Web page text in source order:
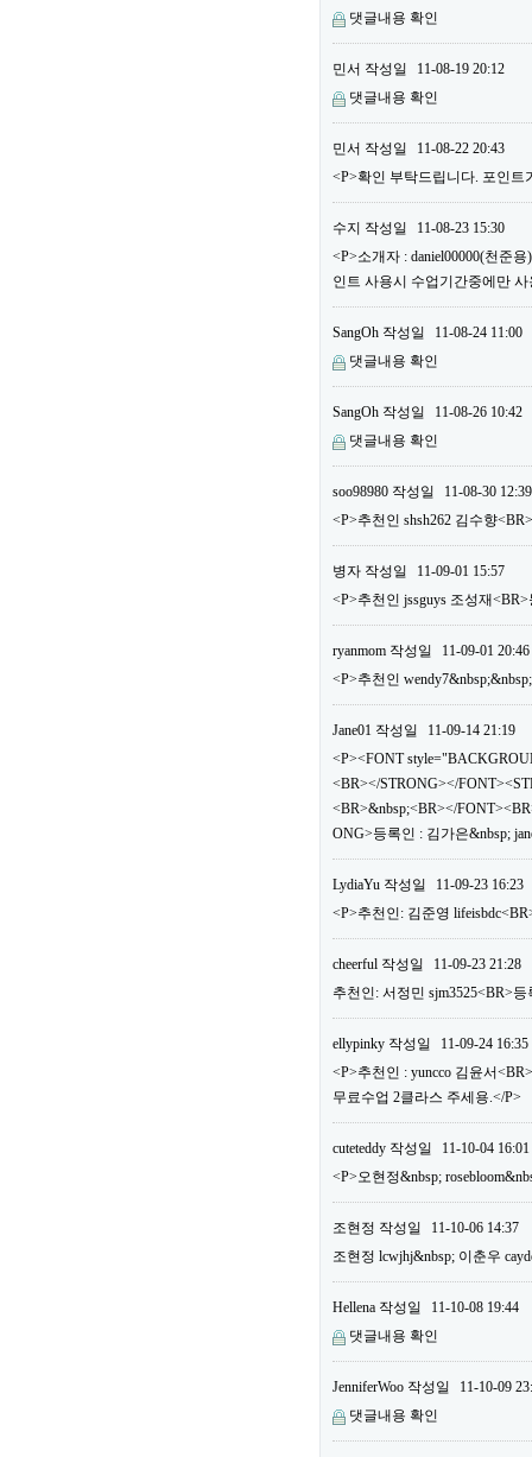
댓글내용 확인
민서 작성일
11-08-19 20:12
댓글내용 확인
민서 작성일
11-08-22 20:43
<P>확인 부탁드립니다. 포인트
수지 작성일
11-08-23 15:30
<P>소개자 : daniel00000(천준
인트 사용시 수업기간중에만
SangOh 작성일
11-08-24 11:00
댓글내용 확인
SangOh 작성일
11-08-26 10:42
댓글내용 확인
soo98980 작성일
11-08-30 12:39
<P>추천인 shsh262 김수향
병자 작성일
11-09-01 15:57
<P>추천인 jssguys 조성재
ryanmom 작성일
11-09-01 20:46
<P>추천인
Jane01 작성일
11-09-14 21:19
<P><FONT
<BR></STRONG></
<BR>&nbsp;<BR></
ONG>등록인 : 김가은&nbsp;
LydiaYu 작성일
11-09-23 16:23
<P>추천인: 김준영
cheerful 작성일
11-09-23 21:28
추천인: 서정민 sjm3525<BR>등
ellypinky 작성일
11-09-24 16:35
<P>추천인 : yuncco 김윤서
무료수업 2클라스 주세용.</P>
cuteteddy 작성일
11-10-04 16:01
<P>오현정&nbsp;
조현정 작성일
11-10-06 14:37
조현정 lcwjhj&nbsp; 이춘우
Hellena 작성일
11-10-08 19:44
댓글내용 확인
JenniferWoo 작성일
11-10-09
댓글내용 확인